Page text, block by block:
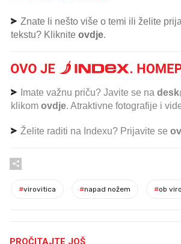
Znate li nešto više o temi ili želite
tekstu? Kliknite ovdje.
Imate važnu priču? Javite se na
klikom ovdje. Atraktivne fotografije i
Želite raditi na Indexu? Prijavite se
#virovitica #napad nožem #ob
PROČITAJTE JOŠ